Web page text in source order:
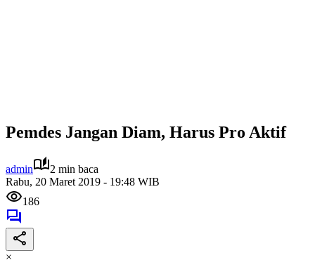
Pemdes Jangan Diam, Harus Pro Aktif
admin
2 min baca
Rabu, 20 Maret 2019 - 19:48 WIB
186
×